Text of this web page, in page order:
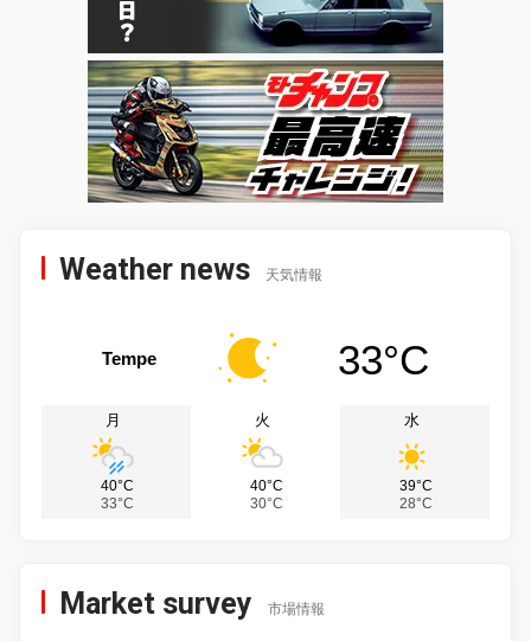
Weather news 天気情報
Tempe 33°C
月
40°C
33°C
火
40°C
30°C
水
39°C
28°C
Market survey 市場情報